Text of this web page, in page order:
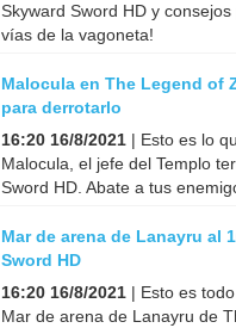
Skyward Sword HD y
vías de la vagoneta!
Malocula en The Legend of
para derrotarlo
16:20 16/8/2021 | Esto es lo
Malocula, el jefe del Templo
Sword HD. Abate a tus
Mar de arena de Lanayru al
Sword HD
16:20 16/8/2021 | Esto es
Mar de arena de Lanayru de